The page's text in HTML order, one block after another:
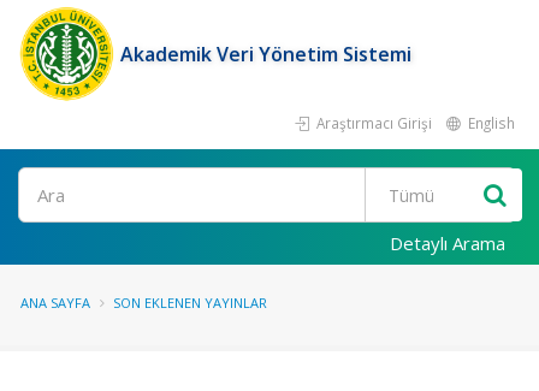
Akademik Veri Yönetim Sistemi
Araştırmacı Girişi English
Ara
Detaylı Arama
ANA SAYFA SON EKLENEN YAYINLAR